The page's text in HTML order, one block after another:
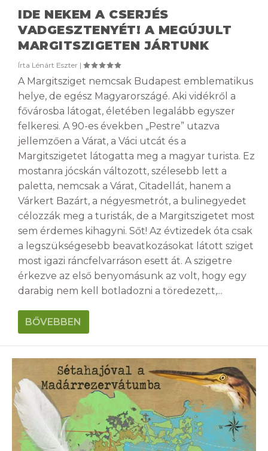
IDE NEKEM A CSERJÉS
VADGESZTENYÉT! A MEGÚJULT
MARGITSZIGETEN JÁRTUNK
Írta Lénárt Eszter |
A Margitsziget nemcsak Budapest emblematikus
helye, de egész Magyarországé. Aki vidékről a
fővárosba látogat, életében legalább egyszer
felkeresi. A 90-es években „Pestre” utazva
jellemzően a Várat, a Váci utcát és a
Margitszigetet látogatta meg a magyar turista. Ez
mostanra jócskán változott, szélesebb lett a
paletta, nemcsak a Várat, Citadellát, hanem a
Várkert Bazárt, a négyesmetrót, a bulinegyedet
célozzák meg a turisták, de a Margitszigetet most
sem érdemes kihagyni. Sőt! Az évtizedek óta csak
a legszükségesebb beavatkozásokat látott sziget
most igazi ráncfelvarráson esett át. A szigetre
érkezve az első benyomásunk az volt, hogy egy
darabig nem kell botladozni a töredezett,...
BŐVEBBEN